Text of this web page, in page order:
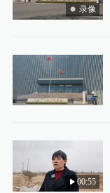
录像
00:55